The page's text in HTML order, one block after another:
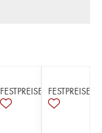
FESTPREISE FESTPREISE